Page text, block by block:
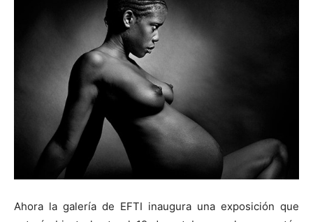
Ahora la galería de EFTI inaugura una exposición que